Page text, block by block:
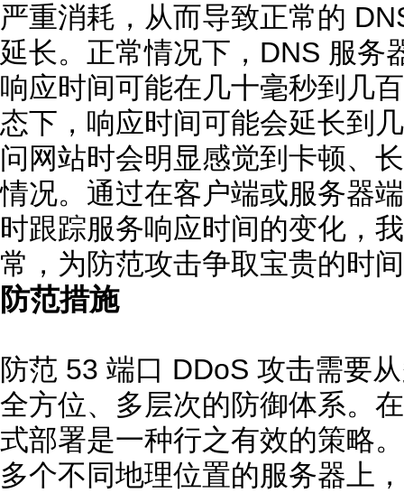
严重消耗，从而导致正常的
延长。正常情况下，DNS 服务
响应时间可能在几十毫秒到几
态下，响应时间可能会延长到
问网站时会明显感觉到卡顿、
情况。通过在客户端或服务器
时跟踪服务响应时间的变化，
常，为防范攻击争取宝贵的时
防范措施
防范 53 端口 DDoS 攻击需要
全方位、多层次的防御体系。
式部署是一种行之有效的策略
多个不同地理位置的服务器上